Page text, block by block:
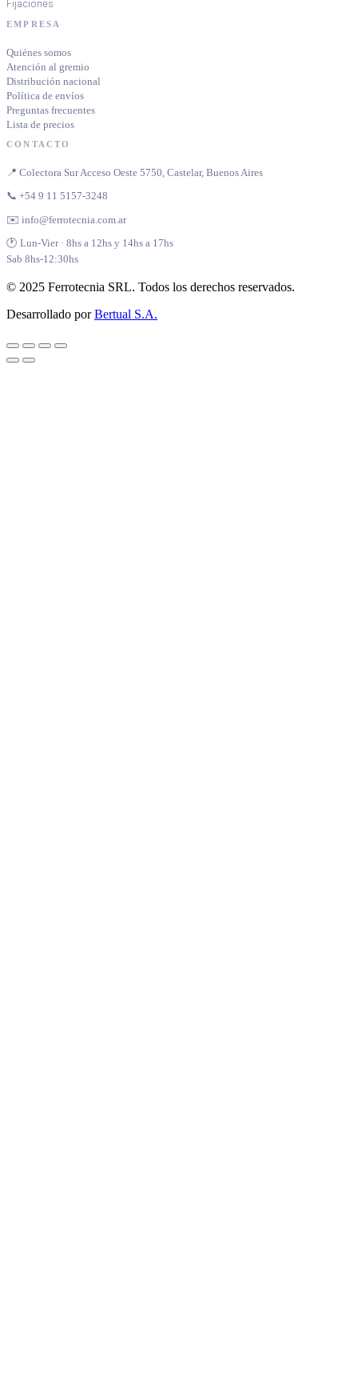
Fijaciones
EMPRESA
Quiénes somos
Atención al gremio
Distribución nacional
Política de envíos
Preguntas frecuentes
Lista de precios
CONTACTO
📍 Colectora Sur Acceso Oeste 5750, Castelar, Buenos Aires
📞 +54 9 11 5157-3248
✉️ info@ferrotecnia.com.ar
🕐 Lun-Vier · 8hs a 12hs y 14hs a 17hs
Sab 8hs-12:30hs
© 2025 Ferrotecnia SRL. Todos los derechos reservados.
Desarrollado porBertual S.A.